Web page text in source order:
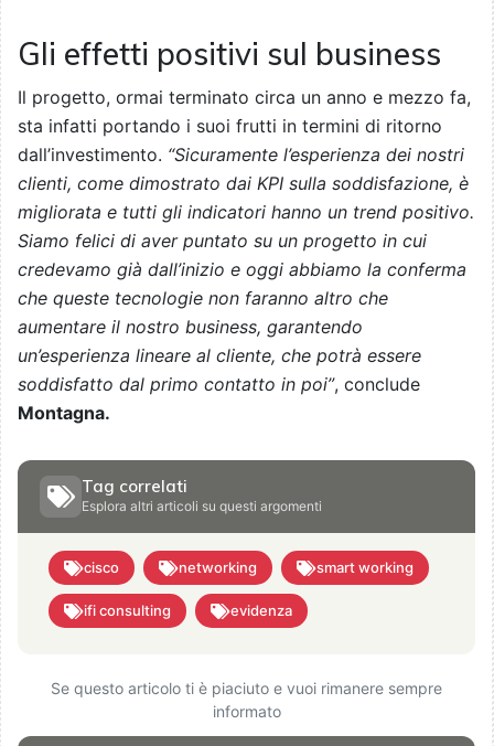
Gli effetti positivi sul business
Il progetto, ormai terminato circa un anno e mezzo fa,
sta infatti portando i suoi frutti in termini di ritorno
dall’investimento. “Sicuramente l’esperienza dei nostri
clienti, come dimostrato dai KPI sulla soddisfazione, è
migliorata e tutti gli indicatori hanno un trend positivo.
Siamo felici di aver puntato su un progetto in cui
credevamo già dall’inizio e oggi abbiamo la conferma
che queste tecnologie non faranno altro che
aumentare il nostro business, garantendo
un’esperienza lineare al cliente, che potrà essere
soddisfatto dal primo contatto in poi”, conclude
Montagna.
Tag correlati
Esplora altri articoli su questi argomenti
cisco networking smart working
ifi consulting evidenza
Se questo articolo ti è piaciuto e vuoi rimanere sempre
informato